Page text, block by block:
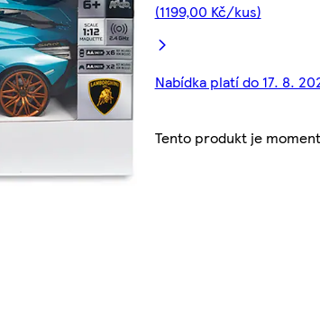
(1199,00 Kč/kus)
Nabídka platí do 17. 8.
Tento produkt je